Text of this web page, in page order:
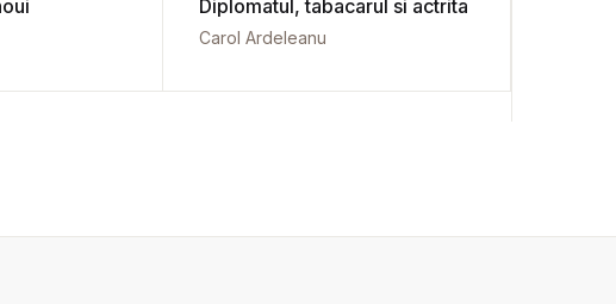
Diplomatul, tabacarul si actrita
Carol Ardeleanu